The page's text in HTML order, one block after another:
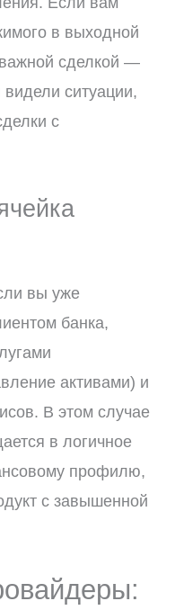
в выходной
сделкой —
ситуации,
с
вы уже
банка,
активами) и
В этом случае
в логичное
профилю,
с завышенной